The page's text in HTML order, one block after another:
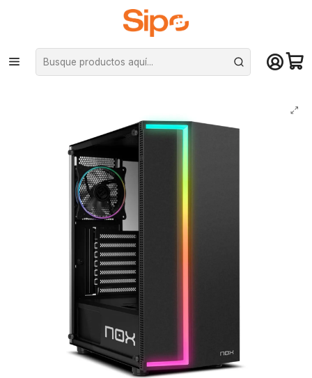
¡Compra hasta mediodía y recibe hoy! De lunes a sábado en el gran
Santiago. Envío gratis desde $29.990
Inicio Componentes PC Gabinete ATX
Gabinete Nox Infinity Gamma ARGB ATX, Panel Vidrio, 1 cooler